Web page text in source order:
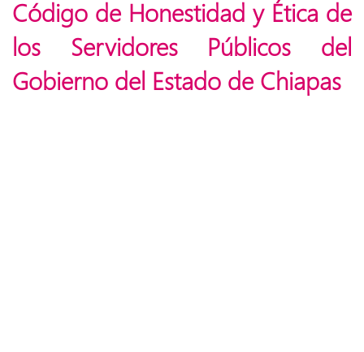
Código de Honestidad y Ética de
los Servidores Públicos del
Gobierno del Estado de Chiapas